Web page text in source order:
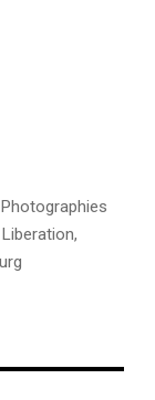
Photographies
Liberation,